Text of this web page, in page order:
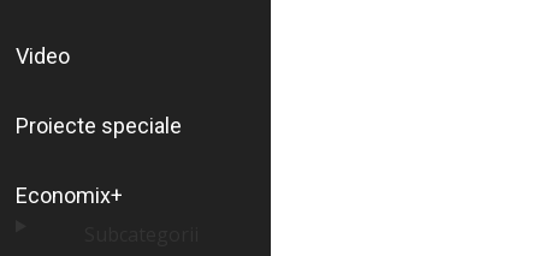
Video
Proiecte speciale
Economix+